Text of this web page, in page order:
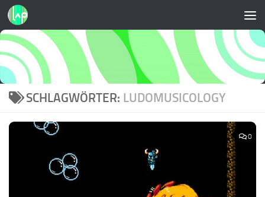
Zum Inhalt springen
SCHLAGWÖRTER: LUDOMUSICOLOGY
0